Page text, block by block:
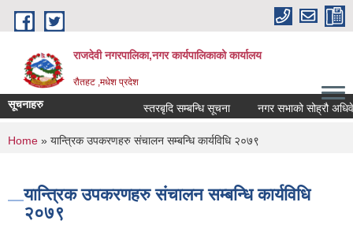
Skip to main content
राजदेवी नगरपालिका,नगर कार्यपालिकाको कार्यालय
रौतहट ,मधेश प्रदेश
सूचनाहरु स्तरबृदि सम्बन्धि सूचना नगर सभाको सोह्रौ
You are here
Home » यान्त्रिक उपकरणहरु संचालन सम्बन्धि कार्यविधि २०७९
यान्त्रिक उपकरणहरु संचालन सम्बन्धि कार्यविधि
२०७९